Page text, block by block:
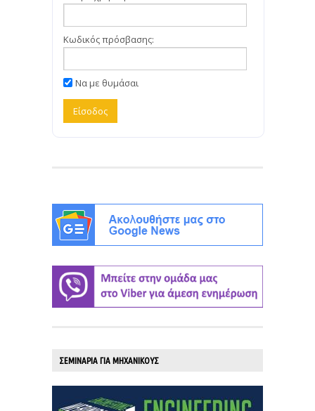
Κωδικός πρόσβασης:
Να με θυμάσαι
ΣΕΜΙΝΑΡΙΑ ΓΙΑ ΜΗΧΑΝΙΚΟΥΣ